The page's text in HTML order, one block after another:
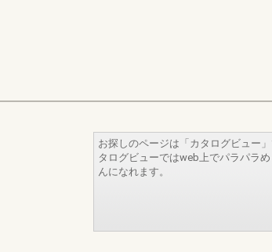
お探しのページは「カタログビュー
タログビューではweb上でパラパラ
んになれます。